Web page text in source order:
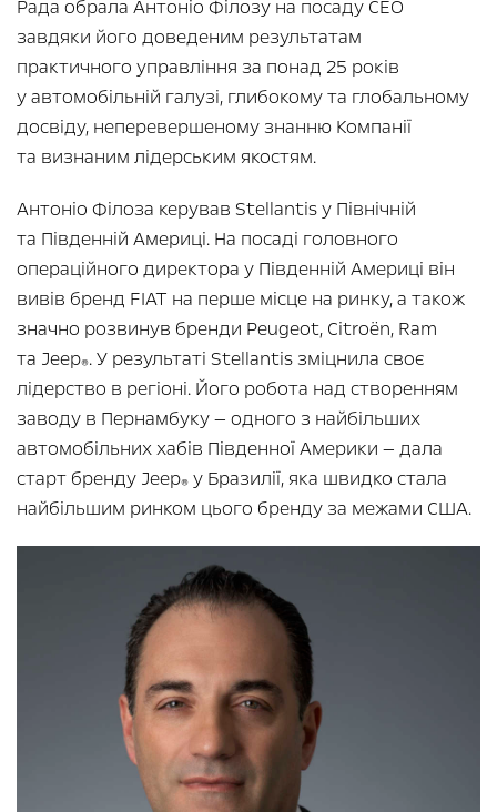
Рада обрала Антоніо Філозу на посаду CEO
завдяки його доведеним результатам
практичного управління за понад 25 років
у автомобільній галузі, глибокому та глобальному
досвіду, неперевершеному знанню Компанії
та визнаним лідерським якостям.
Антоніо Філоза керував Stellantis у Північній
та Південній Америці. На посаді головного
операційного директора у Південній Америці він
вивів бренд FIAT на перше місце на ринку, а також
значно розвинув бренди Peugeot, Citroën, Ram
та Jeep®. У результаті Stellantis зміцнила своє
лідерство в регіоні. Його робота над створенням
заводу в Пернамбуку — одного з найбільших
автомобільних хабів Південної Америки — дала
старт бренду Jeep® у Бразилії, яка швидко стала
найбільшим ринком цього бренду за межами США.